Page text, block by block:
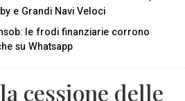
e Grandi Navi Veloci
le frodi finanziarie corrono
su Whatsapp
cessione delle